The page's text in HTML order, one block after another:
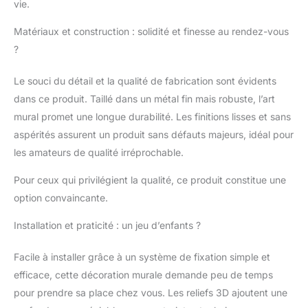
vie.
Matériaux et construction : solidité et finesse au rendez-vous
?
Le souci du détail et la qualité de fabrication sont évidents
dans ce produit. Taillé dans un métal fin mais robuste, l’art
mural promet une longue durabilité. Les finitions lisses et sans
aspérités assurent un produit sans défauts majeurs, idéal pour
les amateurs de qualité irréprochable.
Pour ceux qui privilégient la qualité, ce produit constitue une
option convaincante.
Installation et praticité : un jeu d’enfants ?
Facile à installer grâce à un système de fixation simple et
efficace, cette décoration murale demande peu de temps
pour prendre sa place chez vous. Les reliefs 3D ajoutent une